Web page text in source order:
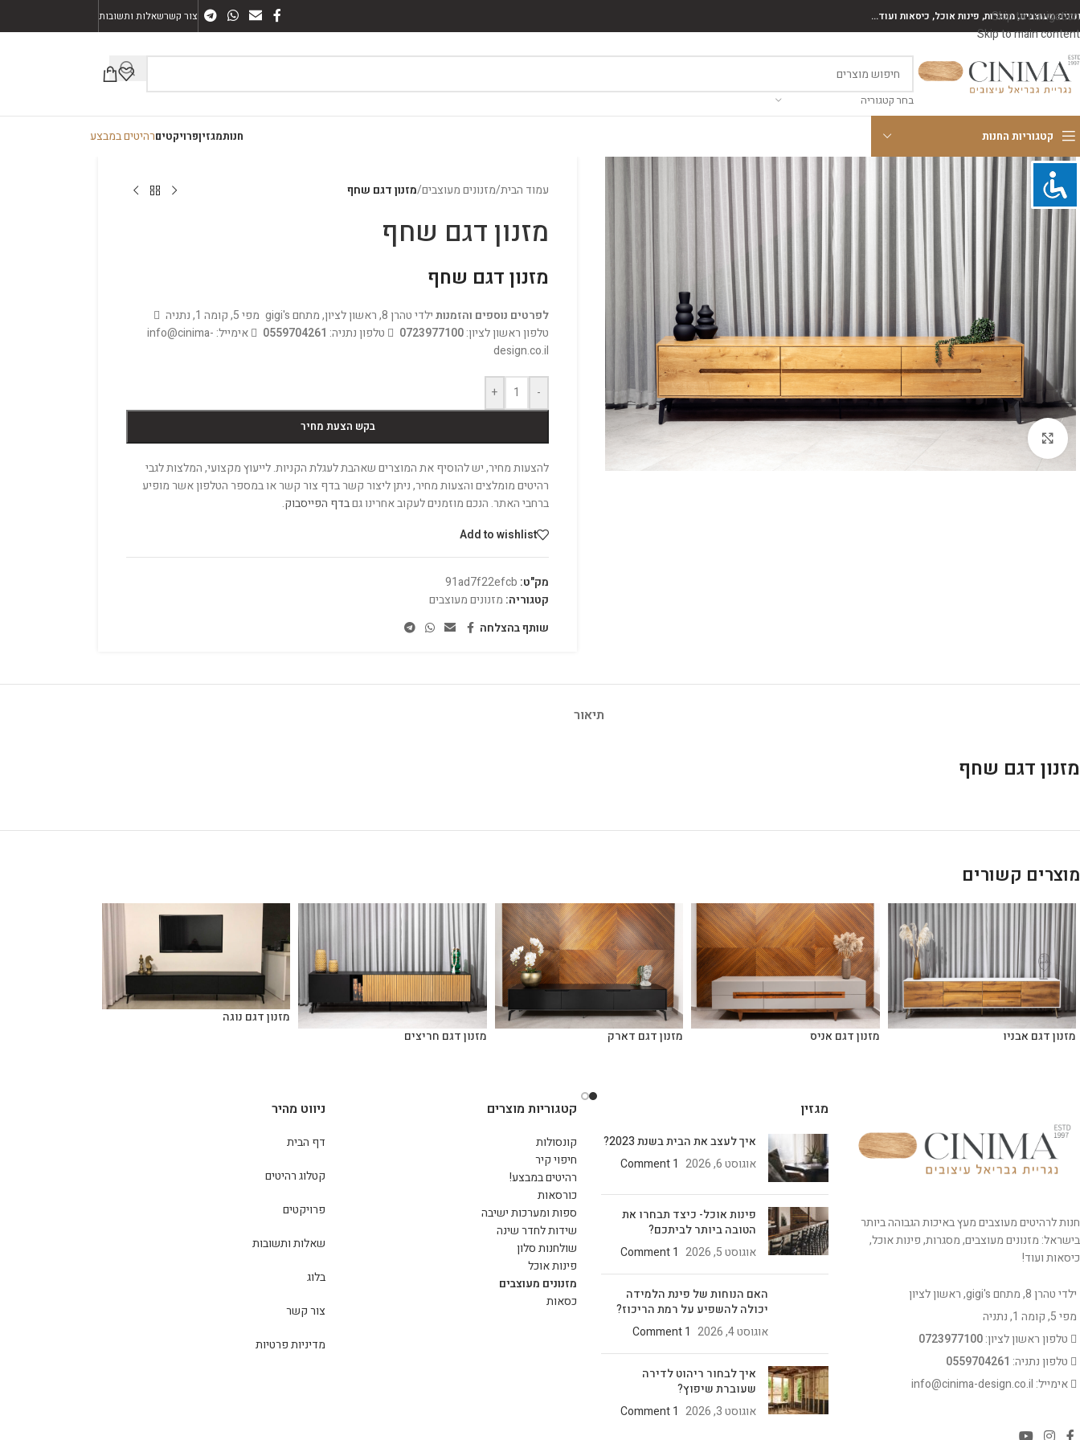
Skip to navigation
Skip to main content
מעוצבים, מסגרות, פינות אוכל, כיסאות ועוד... צור קשרשאלות ותשובות
בחר קטגוריה
קטגוריות החנות חנותמגזיןפרויקטיםרהיטים במבצע
עמוד הבית/מזנונים מעוצבים/מזנון דגם שחף
מזנון דגם שחף
מזנון דגם שחף
לפרטים נוספים והזמנותילדי טהרן 8, ראשון לציון, מתחם gigi's
מפי 5, קומה 1, נתניה
טלפון ראשון לציון:0723977100 טלפון נתניה: 0559704261
אימייל: info@cinima-
design.co.il
-
+
בקש הצעת מחיר
להצעות מחיר, יש להוסיף את המוצרים שאהבת לעגלת הקניות. לייעוץ מקצועי, המלצות לגבי
רהיטים מומלצים והצעות מחיר, ניתן ליצור קשר בדף צור קשר או במספר הטלפון אשר מופיע
ברחבי האתר. הנכם מוזמנים לעקוב אחרינו גםבדף הפייסבוק.
Add to wishlist
מק"ט: 91ad7f22efcb
קטגוריה: מזנונים מעוצבים
שותף בהצלחה
תיאור
מזנון דגם שחף
מוצרים קשורים
מזנון דגם אבניו מזנון דגם אניס מזנון דגם דארק מזנון דגם חריצים
מזנון דגם נוגה
חנות לרהיטים מעוצבים מעץ באיכות הגבוהה ביותר
בישראל: מזנונים מעוצבים, מסגרות, פינות אוכל,
כיסאות ועוד!
ילדי טהרן 8, מתחם gigi's, ראשון לציון
מפי 5, קומה 1, נתניה
טלפון ראשון לציון:0723977100
טלפון נתניה: 0559704261
אימייל: info@cinima-design.co.il
מגזין
איך לעצב את הבית בשנת 2023?
אוגוסט 6, 2026
1 Comment
פינות אוכל- כיצד תבחרו את
הטובה ביותר לביתכם?
אוגוסט 5, 2026
1 Comment
האם הנוחות של פינת הלמידה
יכולה להשפיע על רמת הריכוז?
אוגוסט 4, 2026
1 Comment
איך לבחור ריהוט לדירה
שעוברת שיפוץ?
אוגוסט 3, 2026
1 Comment
קטגוריות מוצרים
קונסולות
חיפוי קיר
רהיטים במבצע!
כורסאות
ספות ומערכות ישיבה
שידות לחדר שינה
שולחנות סלון
פינות אוכל
מזנונים מעוצבים
כסאות
ניווט מהיר
דף הבית
קטלוג רהיטים
פרויקטים
שאלות ותשובות
בלוג
צור קשר
מדיניות פרטיות